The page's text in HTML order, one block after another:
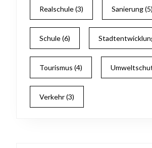
Realschule(3) Sanierung(5)
Schule(6)
Tourismus (4)
Verkehr(3)